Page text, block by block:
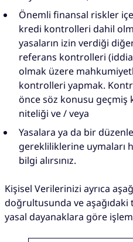
Önemli finansal riskler
kredi kontrolleri dahil
yasaların izin verdiği
referans kontrolleri
olmak üzere
kontrolleri yapmak.
önce söz konusu
niteliği ve / veya
Yasalara ya da bir
gerekliliklerine uymaları
bilgi alırsınız.
Kişisel Verilerinizi ayrıca
doğrultusunda ve
yasal dayanaklara göre